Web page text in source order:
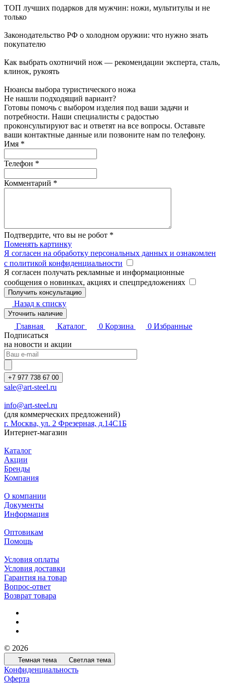
ТОП лучших подарков для мужчин: ножи, мультитулы и не
только
Законодательство РФ о холодном оружии: что нужно знать
покупателю
Как выбрать охотничий нож — рекомендации эксперта, сталь,
клинок, рукоять
Нюансы выбора туристического ножа
Не нашли подходящий вариант?
Готовы помочь с выбором изделия под ваши задачи и
потребности. Наши специалисты с радостью
проконсультируют вас и ответят на все вопросы. Оставьте
ваши контактные данные или позвоните нам по телефону.
Имя *
Телефон *
Комментарий *
Подтвердите, что вы не робот *
Поменять картинку
Я согласен на обработку персональных данных и ознакомлен
с политикой конфиденциальности
Я согласен получать рекламные и информационные
сообщения о новинках, акциях и спецпредложениях
Назад к списку
Уточнить наличие
Главная Каталог 0 Корзина 0 Избранные
Подписаться
на новости и акции
+7 977 738 67 00
sale@art-steel.ru
info@art-steel.ru
(для коммерческих предложений)
г. Москва, ул. 2 Фрезерная, д.14С1Б
Интернет-магазин
Каталог
Акции
Бренды
Компания
О компании
Документы
Информация
Оптовикам
Помощь
Условия оплаты
Условия доставки
Гарантия на товар
Вопрос-ответ
Возврат товара
© 2026
Темная тема Светлая тема
Конфиденциальность
Оферта